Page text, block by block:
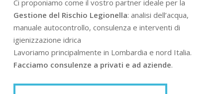
Ci proponiamo come il vostro partner ideale per la
Gestione del Rischio Legionella: analisi dell’acqua,
manuale autocontrollo, consulenza e interventi di
igienizzazione idrica
Lavoriamo principalmente in Lombardia e nord Italia.
Facciamo consulenze a privati e ad aziende.